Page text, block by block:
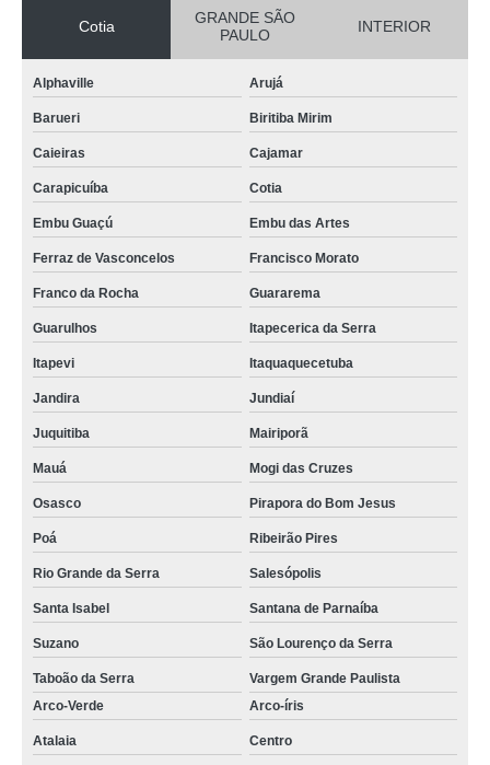
Cotia
GRANDE SÃO
PAULO
INTERIOR
Alphaville Arujá
Barueri Biritiba Mirim
Caieiras Cajamar
Carapicuíba Cotia
Embu Guaçú Embu das Artes
Ferraz de Vasconcelos Francisco Morato
Franco da Rocha Guararema
Guarulhos Itapecerica da Serra
Itapevi Itaquaquecetuba
Jandira Jundiaí
Juquitiba Mairiporã
Mauá Mogi das Cruzes
Osasco Pirapora do Bom Jesus
Poá Ribeirão Pires
Rio Grande da Serra Salesópolis
Santa Isabel Santana de Parnaíba
Suzano São Lourenço da Serra
Taboão da Serra
Vargem Grande Paulista
Arco-Verde
Arco-íris
Atalaia Centro